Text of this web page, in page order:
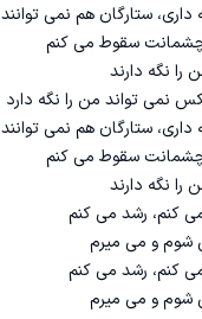
ستارگان هم نمی توانند
چشمانت سقوط می کنم
نگه دارند
نمی تواند من را نگه دارد
ستارگان هم نمی توانند
چشمانت سقوط می کنم
نگه دارند
کنم، رشد می کنم
شوم و می میرم
کنم، رشد می کنم
شوم و می میرم